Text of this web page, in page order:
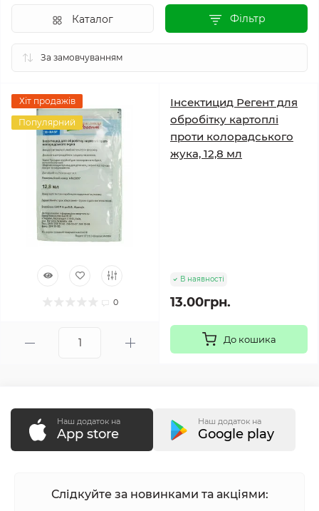
Фільтр
Каталог
Хіт продажів
Популярний
0
Інсектицид Регент для
обробітку картоплі
проти колорадського
жука, 12,8 мл
В наявності
13.00грн.
До кошика
Наш додаток на
App store
Наш додаток на
Google play
Слідкуйте за новинками та акціями: